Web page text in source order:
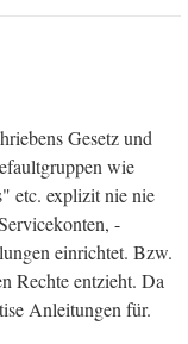
Gesetz und
wie
etc. explizit nie nie
-
einrichtet. Bzw.
Rechte entzieht. Da
Anleitungen für.